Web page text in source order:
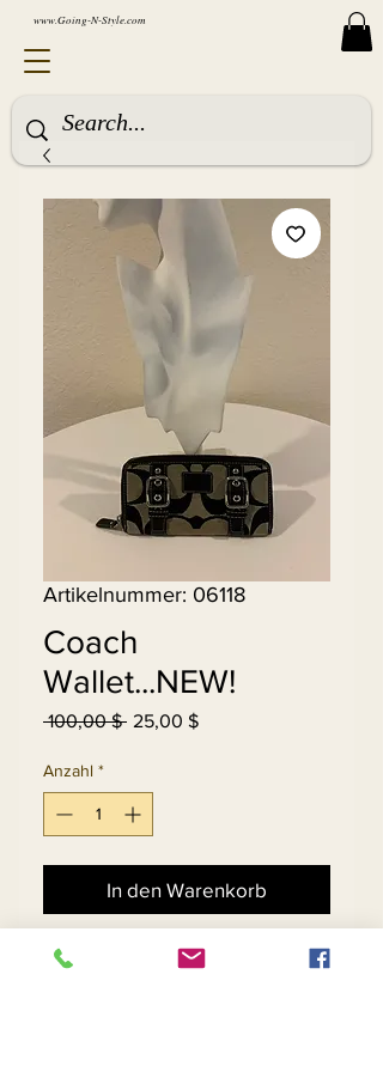
www.Going-N-Style.com
Artikelnummer: 06118
Coach
Wallet...NEW!
100,00 $ Standardpreis
25,00 $Sale-
Anzahl *
In den Warenkorb
Sofortkauf